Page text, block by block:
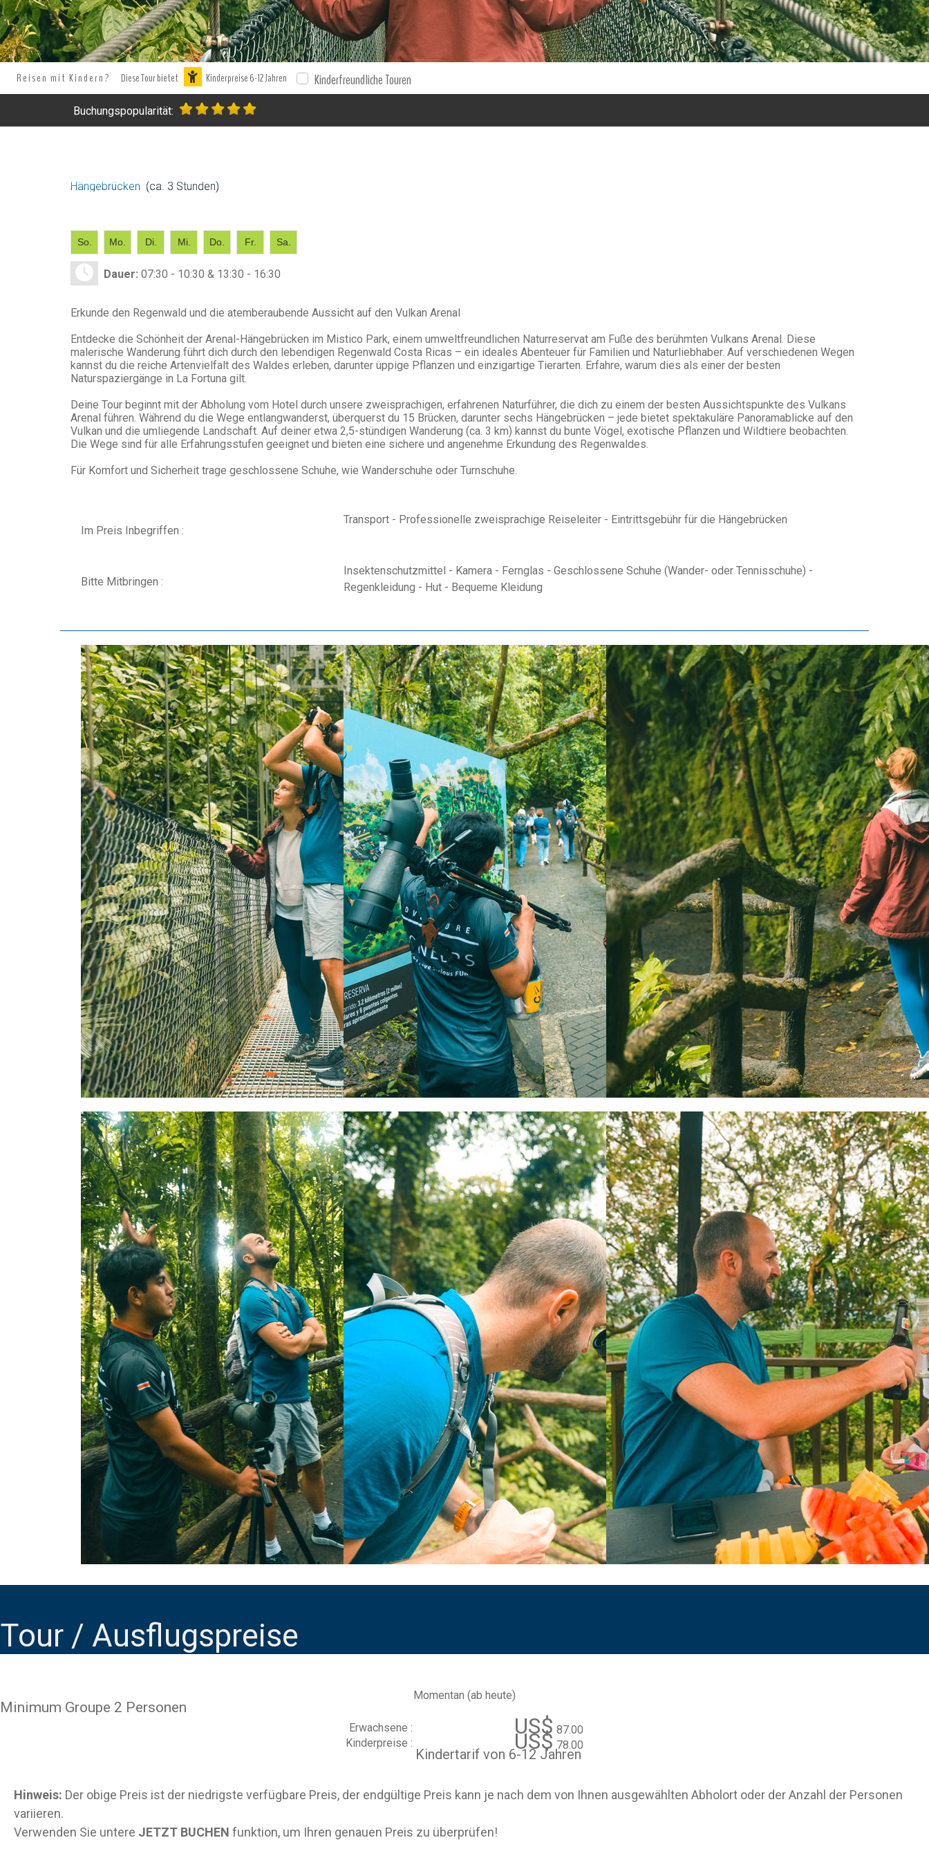
Reisen mit Kindern? Diese Tour bietet Kinderpreise 6-12 Jahren Kinderfreundliche Touren
Buchungspopularität:
Hängebrücken (ca. 3 Stunden)
So. Mo. Di. Mi. Do. Fr. Sa.
Dauer: 07:30 - 10:30 & 13:30 - 16:30
Erkunde den Regenwald und die atemberaubende Aussicht auf den Vulkan Arenal
Entdecke die Schönheit der Arenal-Hängebrücken im Mistico Park, einem umweltfreundlichen Naturreservat am Fuße des berühmten Vulkans Arenal. Diese
malerische Wanderung führt dich durch den lebendigen Regenwald Costa Ricas – ein ideales Abenteuer für Familien und Naturliebhaber. Auf verschiedenen Wegen
kannst du die reiche Artenvielfalt des Waldes erleben, darunter üppige Pflanzen und einzigartige Tierarten. Erfahre, warum dies als einer der besten
Naturspaziergänge in La Fortuna gilt.
Deine Tour beginnt mit der Abholung vom Hotel durch unsere zweisprachigen, erfahrenen Naturführer, die dich zu einem der besten Aussichtspunkte des Vulkans
Arenal führen. Während du die Wege entlangwanderst, überquerst du 15 Brücken, darunter sechs Hängebrücken – jede bietet spektakuläre Panoramablicke auf den
Vulkan und die umliegende Landschaft. Auf deiner etwa 2,5-stündigen Wanderung (ca. 3 km) kannst du bunte Vögel, exotische Pflanzen und Wildtiere beobachten.
Die Wege sind für alle Erfahrungsstufen geeignet und bieten eine sichere und angenehme Erkundung des Regenwaldes.
Für Komfort und Sicherheit trage geschlossene Schuhe, wie Wanderschuhe oder Turnschuhe.
Im Preis Inbegriffen :
Transport - Professionelle zweisprachige Reiseleiter - Eintrittsgebühr für die Hängebrücken
Bitte Mitbringen :
Insektenschutzmittel - Kamera - Fernglas - Geschlossene Schuhe (Wander- oder Tennisschuhe) -
Regenkleidung - Hut - Bequeme Kleidung
Tour / Ausflugspreise
Momentan (ab heute)
Minimum Groupe 2 Personen
Erwachsene : US$ 87.00
Kinderpreise :
US$ 78.00
Kindertarif von 6-12 Jahren
Hinweis: Der obige Preis ist der niedrigste verfügbare Preis, der endgültige Preis kann je nach dem von Ihnen ausgewählten Abholort oder der Anzahl der Personen
variieren.
Verwenden Sie untere JETZT BUCHEN funktion, um Ihren genauen Preis zu überprüfen!